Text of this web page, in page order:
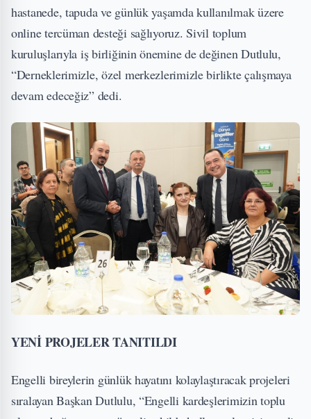
hastanede, tapuda ve günlük yaşamda kullanılmak üzere
online tercüman desteği sağlıyoruz. Sivil toplum
kuruluşlarıyla iş birliğinin önemine de değinen Dutlulu,
“Derneklerimizle, özel merkezlerimizle birlikte çalışmaya
devam edeceğiz” dedi.
YENİ PROJELER TANITILDI
Engelli bireylerin günlük hayatını kolaylaştıracak projeleri
sıralayan Başkan Dutlulu, “Engelli kardeşlerimizin toplu